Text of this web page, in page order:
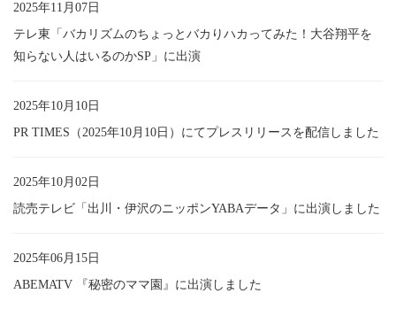
2025年11月07日
テレ東「バカリズムのちょっとバカりハカってみた！大谷翔平を
知らない人はいるのかSP」に出演
2025年10月10日
PR TIMES（2025年10月10日）にてプレスリリースを配信しました
2025年10月02日
読売テレビ「出川・伊沢のニッポンYABAデータ」に出演しました
2025年06月15日
ABEMATV 『秘密のママ園』に出演しました